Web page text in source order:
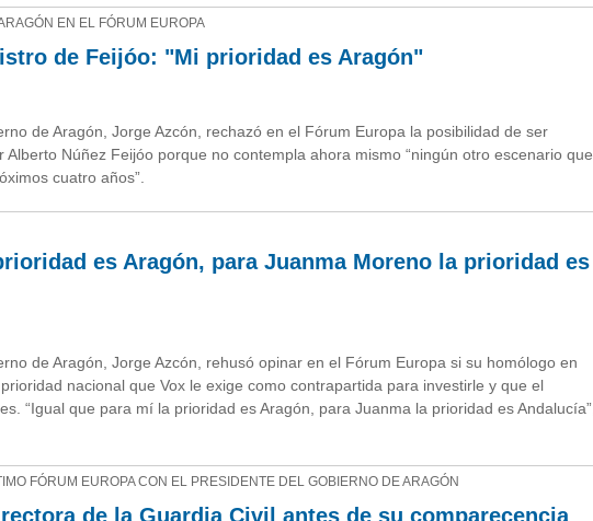
EN EL FÓRUM EUROPA
de Feijóo: "Mi prioridad es Aragón"
de Aragón, Jorge Azcón, rechazó en el Fórum Europa la posibilidad de ser
Núñez Feijóo porque no contempla ahora mismo “ningún otro escenario que
cuatro años”.
es Aragón, para Juanma Moreno la prioridad es
de Aragón, Jorge Azcón, rehusó opinar en el Fórum Europa si su homólogo en
nacional que Vox le exige como contrapartida para investirle y que el
“Igual que para mí la prioridad es Aragón, para Juanma la prioridad es Andalucía”,
FÓRUM EUROPA CON EL PRESIDENTE DEL GOBIERNO DE ARAGÓN
de la Guardia Civil antes de su comparecencia